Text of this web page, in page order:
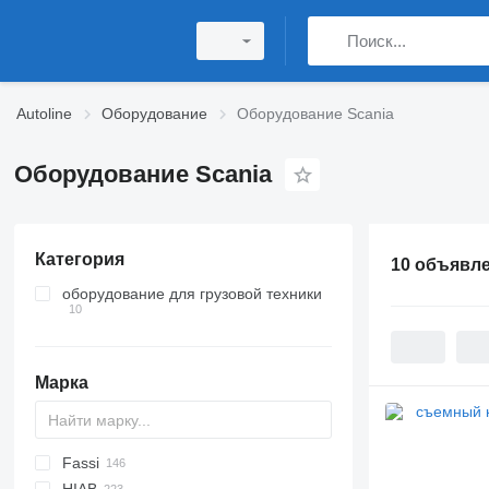
Autoline Оборудование Оборудование Scania
Оборудование Scania
Категория
оборудование для грузовой техники
бортовые кузова
съемные кузова BDF
Марка
A-Series
EK-S
W series
BW
CK
MAXIMA
120
MT
Inogam
CF
35
Sirius
M-series
Fassi
10